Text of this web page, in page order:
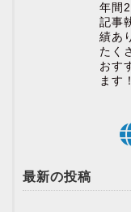
年間
記事
績あ
たく
おす
ます
最新の投稿